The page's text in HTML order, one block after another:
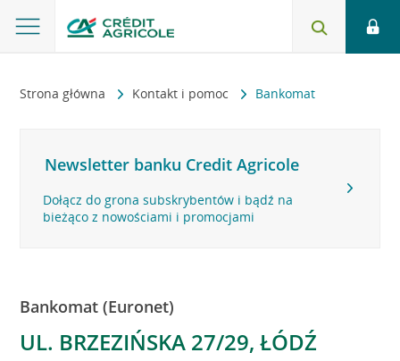
Strona główna Kontakt i pomoc Bankomat
Newsletter banku Credit Agricole
Dołącz do grona subskrybentów i bądź na
bieżąco z nowościami i promocjami
Bankomat (Euronet)
UL. BRZEZIŃSKA 27/29, ŁÓDŹ